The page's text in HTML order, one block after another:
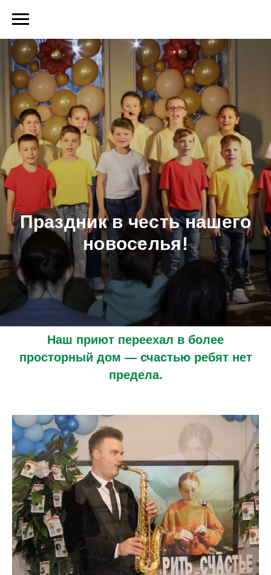
Праздник в честь нашего
новоселья!
Наш приют переехал в более
просторный дом — счастью ребят нет
предела.